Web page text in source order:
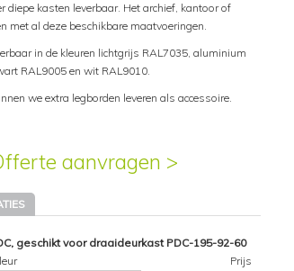
diepe kasten leverbaar. Het archief, kantoor of
met al deze beschikbare maatvoeringen.
in de kleuren lichtgrijs RAL7035, aluminium
RAL9005 en wit RAL9010.
we extra legborden leveren als accessoire.
aanvragen >
geschikt voor draaideurkast PDC-195-92-60
Prijs